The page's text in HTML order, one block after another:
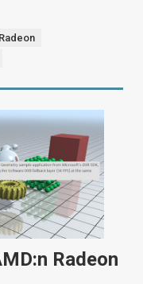
Radeon
Radeon